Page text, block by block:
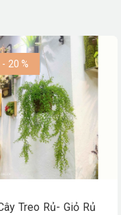
- 20 %
Treo Rủ- Giỏ Rủ